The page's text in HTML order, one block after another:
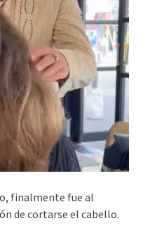
finalmente fue al
de cortarse el cabello.